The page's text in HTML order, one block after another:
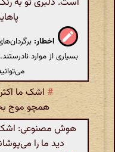
اخطار:
بسیاری از موارد
# اشک ما
همچو موج
هوش مصنوعی:
دید ما را